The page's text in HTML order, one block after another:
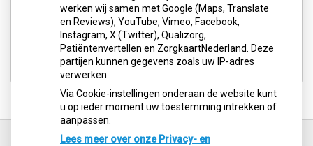
werken wij samen met Google (Maps, Translate
en Reviews), YouTube, Vimeo, Facebook,
Instagram, X (Twitter), Qualizorg,
Patiëntenvertellen en ZorgkaartNederland. Deze
partijen kunnen gegevens zoals uw IP-adres
verwerken.
Via Cookie-instellingen onderaan de website kunt
u op ieder moment uw toestemming intrekken of
aanpassen.
Lees meer over onze Privacy- en